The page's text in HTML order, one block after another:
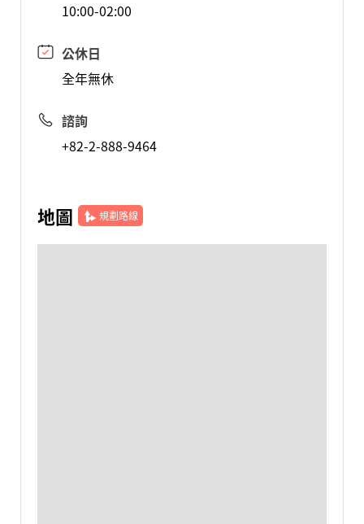
10:00-02:00
公休日
全年無休
諮詢
+82-2-888-9464
地圖 規劃路線